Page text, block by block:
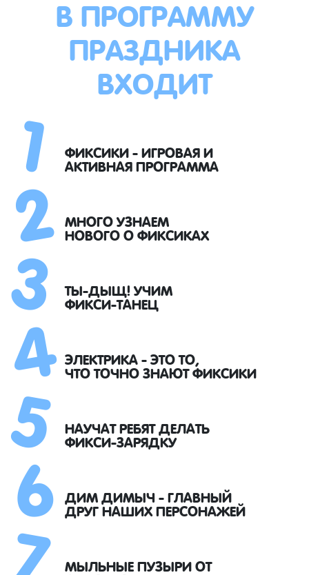
В ПРОГРАММУ
ПРАЗДНИКА
ВХОДИТ
ФИКСИКИ - ИГРОВАЯ И
АКТИВНАЯ ПРОГРАММА
МНОГО УЗНАЕМ
НОВОГО О ФИКСИКАХ
ТЫ-ДЫЩ! УЧИМ
ФИКСИ-ТАНЕЦ
ЭЛЕКТРИКА - ЭТО ТО,
ЧТО ТОЧНО ЗНАЮТ ФИКСИКИ
НАУЧАТ РЕБЯТ ДЕЛАТЬ
ФИКСИ-ЗАРЯДКУ
ДИМ ДИМЫЧ - ГЛАВНЫЙ
ДРУГ НАШИХ ПЕРСОНАЖЕЙ
МЫЛЬНЫЕ ПУЗЫРИ ОТ